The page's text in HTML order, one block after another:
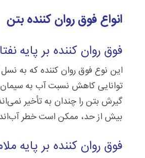
انواع فوق روان کننده بتن
فوق روان کننده بر پایه
این نوع فوق روان کننده که به
گیرش بتن را چندان به تأخیر
بیش از حد، ممکن است خطر
فوق روان کننده بر پایه